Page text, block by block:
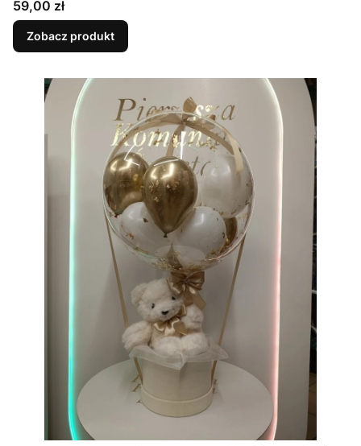
Cena
59,00 zł
Zobacz produkt